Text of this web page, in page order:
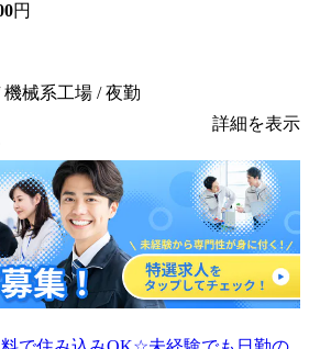
円
械系工場 / 夜勤
詳細を表示